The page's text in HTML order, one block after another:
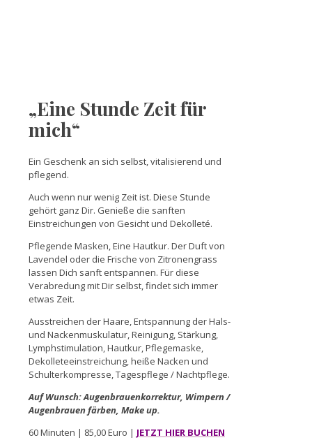
„Eine Stunde Zeit für
mich“
Ein Geschenk an sich selbst, vitalisierend und
pflegend.
Auch wenn nur wenig Zeit ist. Diese Stunde
gehört ganz Dir. Genieße die sanften
Einstreichungen von Gesicht und Dekolleté.
Pflegende Masken, Eine Hautkur. Der Duft von
Lavendel oder die Frische von Zitronengrass
lassen Dich sanft entspannen. Für diese
Verabredung mit Dir selbst, findet sich immer
etwas Zeit.
Ausstreichen der Haare, Entspannung der Hals-
und Nackenmuskulatur, Reinigung, Stärkung,
Lymphstimulation, Hautkur, Pflegemaske,
Dekolleteeinstreichung, heiße Nacken und
Schulterkompresse, Tagespflege / Nachtpflege.
Auf Wunsch: Augenbrauenkorrektur, Wimpern /
Augenbrauen färben, Make up.
60 Minuten | 85,00 Euro | JETZT HIER BUCHEN